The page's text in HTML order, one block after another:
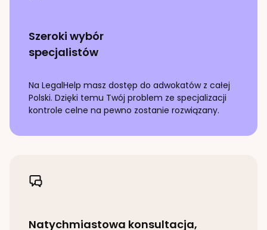
Szeroki wybór
specjalistów
Na LegalHelp masz dostęp do adwokatów z całej
Polski. Dzięki temu Twój problem ze specjalizacji
kontrole celne na pewno zostanie rozwiązany.
Natychmiastowa konsultacja,